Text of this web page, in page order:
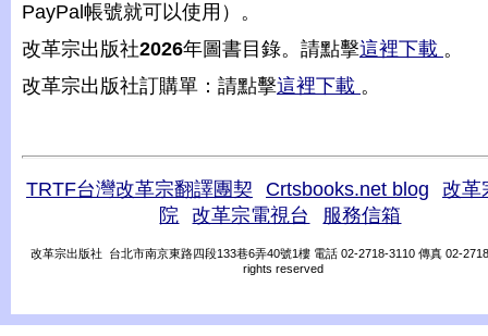
PayPal帳號就可以使用）。
改革宗出版社2026年圖書目錄。請點擊這裡下載 。
改革宗出版社訂購單：請點擊這裡下載 。
TRTF台灣改革宗翻譯團契 Crtsbooks.net blog
改革
院
改革宗電視台 服務信箱
改革宗出版社 台北市南京東路四段133巷6弄40號1樓 電話 02-2718-3110 傳真 02-
rights reserved